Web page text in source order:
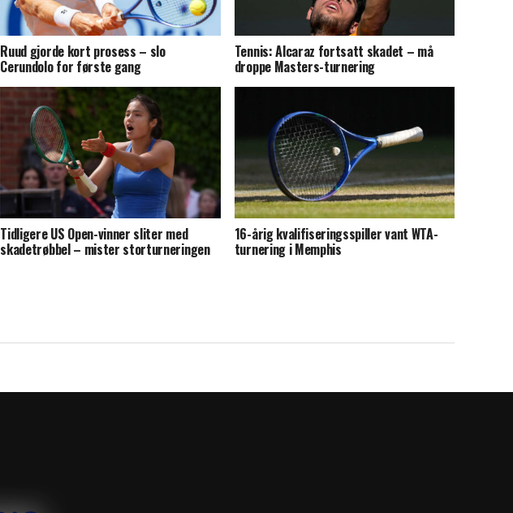
Ruud gjorde kort prosess – slo
Cerundolo for første gang
Tennis: Alcaraz fortsatt skadet – må
droppe Masters-turnering
Tidligere US Open-vinner sliter med
skadetrøbbel – mister storturneringen
16-årig kvalifiseringsspiller vant WTA-
turnering i Memphis